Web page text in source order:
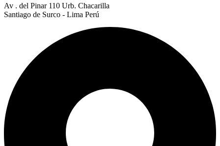
Av . del Pinar 110 Urb. Chacarilla
Santiago de Surco - Lima Perú